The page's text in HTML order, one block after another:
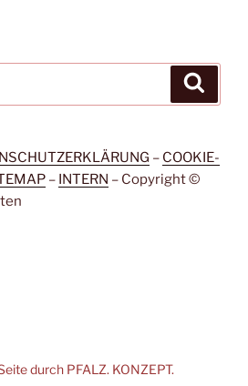
– COOKIE-
– INTERN – Copyright ©
durch PFALZ. KONZEPT.